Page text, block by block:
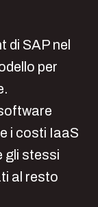
di SAP nel
per
i costi IaaS
gli stessi
al resto